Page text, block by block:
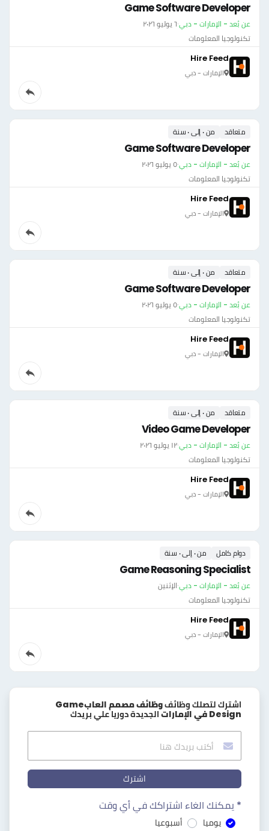
Game Software Developer
عن بُعد - الإمارات - دبي·٦ يوليو ٢٠٢٦
تكنولوجيا المعلومات
Hire Feed
الإمارات - دبي
متعاقد من ٠ إلى ٠ سنة
Game Software Developer
عن بُعد - الإمارات - دبي·٥ يوليو ٢٠٢٦
تكنولوجيا المعلومات
Hire Feed
الإمارات - دبي
متعاقد من ٠ إلى ٠ سنة
Game Software Developer
عن بُعد - الإمارات - دبي·٥ يوليو ٢٠٢٦
تكنولوجيا المعلومات
Hire Feed
الإمارات - دبي
متعاقد من ٠ إلى ٠ سنة
Video Game Developer
عن بُعد - الإمارات - دبي·١٢ يوليو ٢٠٢٦
تكنولوجيا المعلومات
Hire Feed
الإمارات - دبي
دوام كامل من ٠ إلى ٠ سنة
Game Reasoning Specialist
عن بُعد - الإمارات - دبي·الإثنين
تكنولوجيا المعلومات
Hire Feed
الإمارات - دبي
اشترك لتصلك وظائف
وظائف مصمم العابGame
Design في الإمارات
الجديدة دوريا علي بريدك
اشترك
* يمكنك الغاء اشتراكك في أي وقت
يوميا أسبوعيا